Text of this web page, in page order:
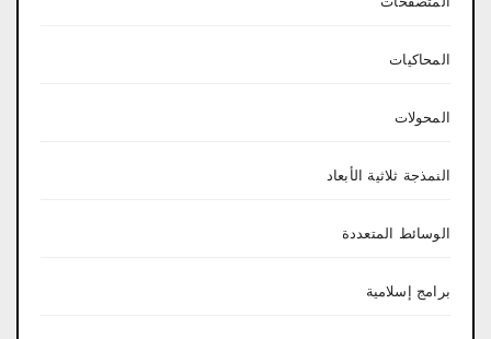
المحاكيات
المحولات
النمذجة ثلاثية الأبعاد
الوسائط المتعددة
برامج إسلامية